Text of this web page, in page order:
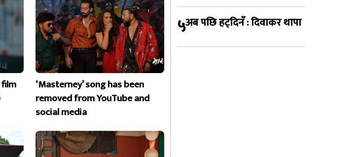
‘Masterney’ song has been
removed from YouTube and
social media
५अब पछि हट्दिनँ : दिवाकर थापा